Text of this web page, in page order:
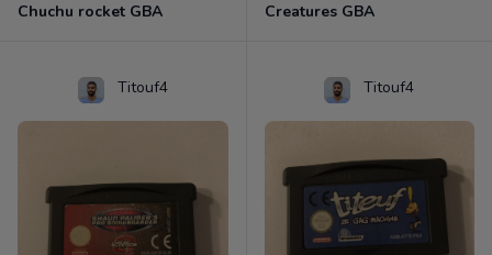
Chuchu rocket GBA Creatures GBA
Titouf4 Titouf4